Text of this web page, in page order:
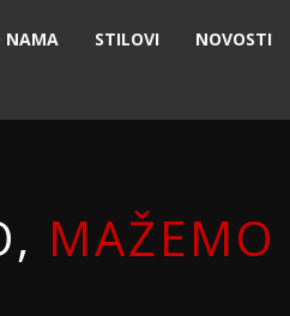
NAMA STILOVI NOVOSTI
MAŽEMO